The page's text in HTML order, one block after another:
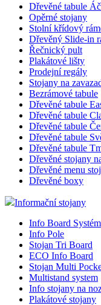
Dřevěné tabule
Opěrné stojany
Stolní křídový
Dřevěný Slide-in
Řečnický pult
Plakátové lišty
Prodejní regály
Stojany na
Bezrámové tabule
Dřevěné tabule
Dřevěné tabule
Dřevěné tabule
Dřevěné tabule
Dřevěné tabule
Dřevěné stojany
Dřevěné menu
Dřevěné boxy
Informační stojany
Info Board Systém
Info Pole
Stojan Tri Board
ECO Info Board
Stojan Multi
Multistand system
Info stojany na
Plakátové stojany